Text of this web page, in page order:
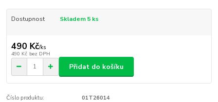
Dostupnost Skladem 5 ks
490 Kč/ks
490 Kč bez DPH
Přidat do košíku
Číslo produktu: 01T26014